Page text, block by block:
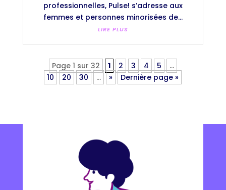
professionnelles, Pulse! s’adresse aux
femmes et personnes minorisées de...
LIRE PLUS
Page 1 sur 32 1 2 3 4 5
…
10
20 30 … » Dernière page »